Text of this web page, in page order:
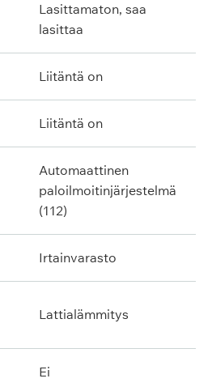
lasittamaton, saa
lasittaa
liitäntä on
liitäntä on
automaattinen
paloilmoitinjärjestelmä
(112)
irtainvarasto
lattialämmitys
ei